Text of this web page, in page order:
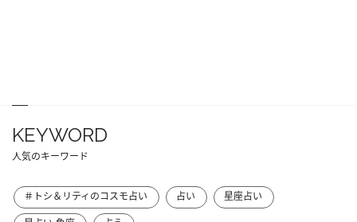
KEYWORD
人気のキーワード
＃トシ＆リティのコスモ占い 占い
星座占い